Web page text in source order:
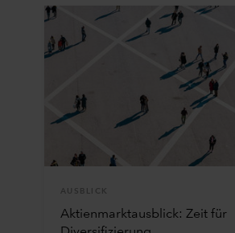
AUSBLICK
Aktienmarktausblick: Zeit für